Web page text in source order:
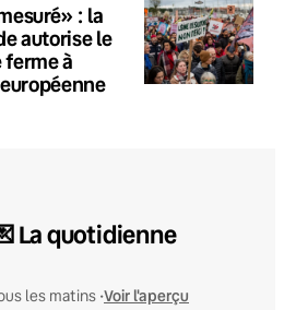
: la
autorise le
à
La quotidienne
les matins •Voir l'aperçu